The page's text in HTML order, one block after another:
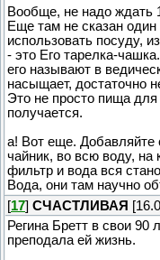
Вообще, не надо ждать
Еще там не сказан
использовать посуду,
- это Его тарелка-
его называют в
насыщает, достаточно
Это не просто пища для
получается.
а! Вот еще. Добавляйте
чайник, во всю воду, на
фильтр и вода вся
Вода, они там научно
[17] СЧАСТЛИВАЯ
Регина Бретт в свои 90
преподала ей жизнь.